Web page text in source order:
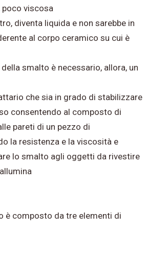
viscosa
diventa liquida e non sarebbe in
al corpo ceramico su cui è
smalto è necessario, allora, un
che sia in grado di stabilizzare
consentendo al composto di
pareti di un pezzo di
la resistenza e la viscosità e
lo smalto agli oggetti da rivestire
è composto da tre elementi di